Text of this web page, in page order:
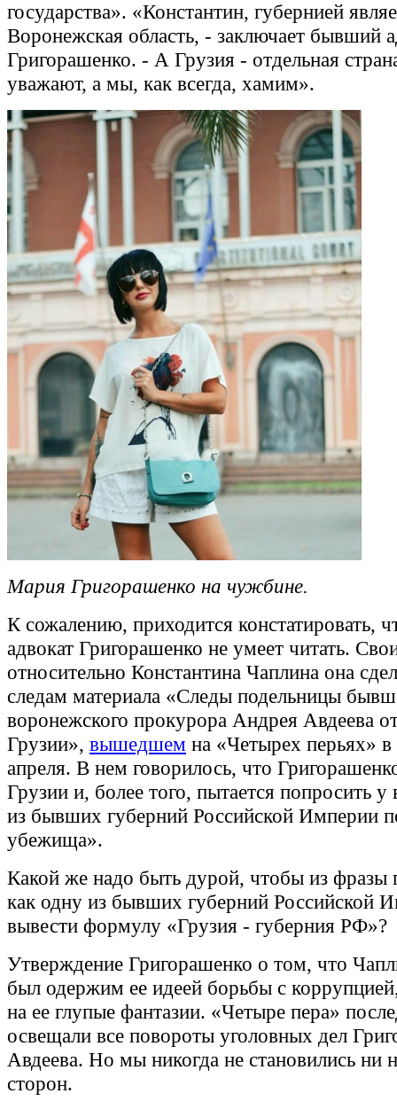
государства». «Константин, губернией
Воронежская область, - заключает бывший
Григорашенко. - А Грузия - отдельная
уважают, а мы, как всегда, хамим».
Мария Григорашенко на чужбине.
К сожалению, приходится констатировать,
адвокат Григорашенко не умеет читать.
относительно Константина Чаплина она
следам материала «Следы подельницы
воронежского прокурора Андрея Авдеева
Грузии», вышедшем на «Четырех перьях» в
апреля. В нем говорилось, что
Грузии и, более того, пытается попросить у
из бывших губерний Российской Империи
убежища».
Какой же надо быть дурой, чтобы из фразы
как одну из бывших губерний Российской
вывести формулу «Грузия - губерния РФ»?
Утверждение Григорашенко о том, что
был одержим ее идеей борьбы с
на ее глупые фантазии. «Четыре пера»
освещали все повороты уголовных дел
Авдеева. Но мы никогда не становились ни
сторон.